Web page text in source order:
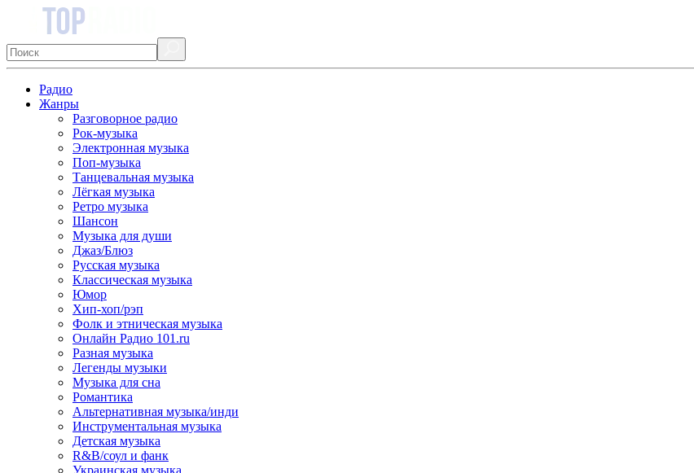
Радио
Жанры
Разговорное радио
Рок-музыка
Электронная музыка
Поп-музыка
Танцевальная музыка
Лёгкая музыка
Ретро музыка
Шансон
Музыка для души
Джаз/Блюз
Русская музыка
Классическая музыка
Юмор
Хип-хоп/рэп
Фолк и этническая музыка
Онлайн Радио 101.ru
Разная музыка
Легенды музыки
Музыка для сна
Романтика
Альтернативная музыка/инди
Инструментальная музыка
Детская музыка
R&B/cоул и фанк
Украинская музыка